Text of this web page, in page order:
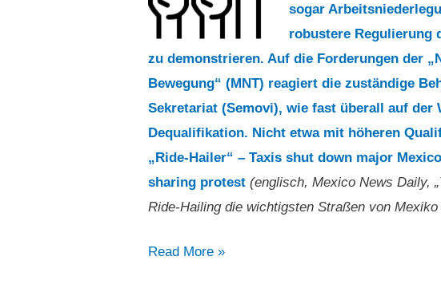
sogar
robustere Regulierung
zu demonstrieren. Auf die Forderungen der
Bewegung“ (MNT) reagiert die zuständige
Sekretariat (Semovi), wie fast überall auf
Dequalifikation. Nicht etwa mit höheren
„Ride-Hailer“ – Taxis shut down major
sharing protest (englisch, Mexico News Daily,
Ride-Hailing die wichtigsten Straßen von
„Taxis
Read More »